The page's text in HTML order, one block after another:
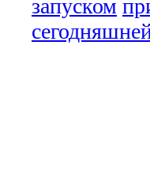
запуском